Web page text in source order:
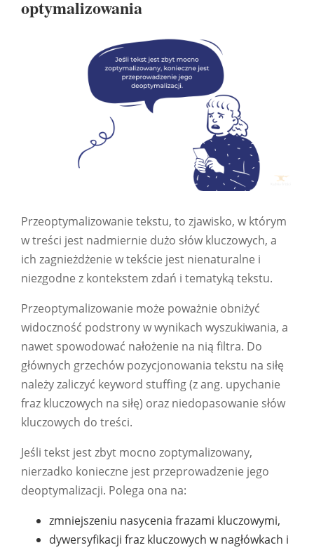
optymalizowania
Przeoptymalizowanie tekstu, to zjawisko, w którym
w treści jest nadmiernie dużo słów kluczowych, a
ich zagnieżdżenie w tekście jest nienaturalne i
niezgodne z kontekstem zdań i tematyką tekstu.
Przeoptymalizowanie może poważnie obniżyć
widoczność podstrony w wynikach wyszukiwania, a
nawet spowodować nałożenie na nią filtra. Do
głównych grzechów pozycjonowania tekstu na siłę
należy zaliczyć keyword stuffing (z ang. upychanie
fraz kluczowych na siłę) oraz niedopasowanie słów
kluczowych do treści.
Jeśli tekst jest zbyt mocno zoptymalizowany,
nierzadko konieczne jest przeprowadzenie jego
deoptymalizacji. Polega ona na:
zmniejszeniu nasycenia frazami kluczowymi,
dywersyfikacji fraz kluczowych w nagłówkach i